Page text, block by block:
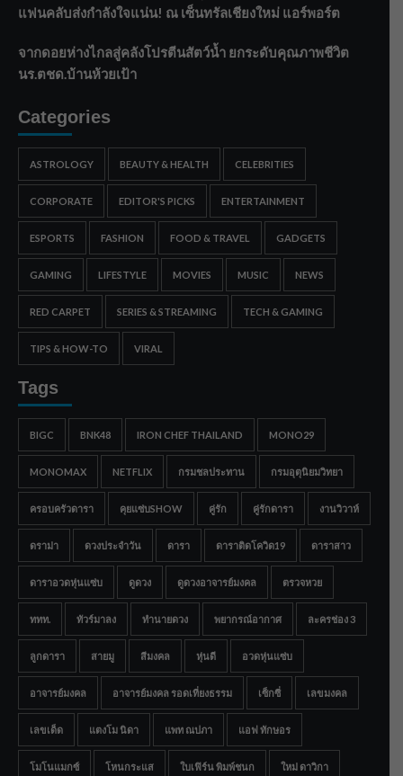
แฟนคลับส่งกำลังใจแน่น! ณ เซ็นทรัลเชียงใหม่ แอร์พอร์ต
จากดอยห่างไกลสู่คลังโปรตีนสัตว์น้ำ ยกระดับคุณภาพชีวิต
นร.ตชด.บ้านห้วยเป้า
Categories
ASTROLOGY BEAUTY & HEALTH CELEBRITIES
CORPORATE EDITOR'S PICKS ENTERTAINMENT
ESPORTS FASHION FOOD & TRAVEL GADGETS
GAMING LIFESTYLE MOVIES MUSIC NEWS
RED CARPET SERIES & STREAMING TECH & GAMING
TIPS & HOW-TO VIRAL
Tags
BIGC BNK48 IRON CHEF THAILAND MONO29
MONOMAX NETFLIX กรมชลประทาน กรมอุตุนิยมวิทยา
ครอบครัวดารา คุยแซ่บSHOW คู่รัก คู่รักดารา งานวิวาห์
ดราม่า ดวงประจำวัน ดารา ดาราติดโควิด19 ดาราสาว
ดาราอวดหุ่นแซ่บ ดูดวง ดูดวงอาจารย์มงคล ตรวจหวย
ททท. ทัวร์มาลง ทำนายดวง พยากรณ์อากาศ ละครช่อง 3
ลูกดารา สายมู สีมงคล หุ่นดี อวดหุ่นแซ่บ
อาจารย์มงคล อาจารย์มงคล รอดเที่ยงธรรม เซ็กซี่ เลขมงคล
เลขเด็ด แตงโม นิดา แพท ณปภา แอฟ ทักษอร
โมโนแมกซ์ โหนกระแส ใบเฟิร์น พิมพ์ชนก ใหม่ ดาวิกา